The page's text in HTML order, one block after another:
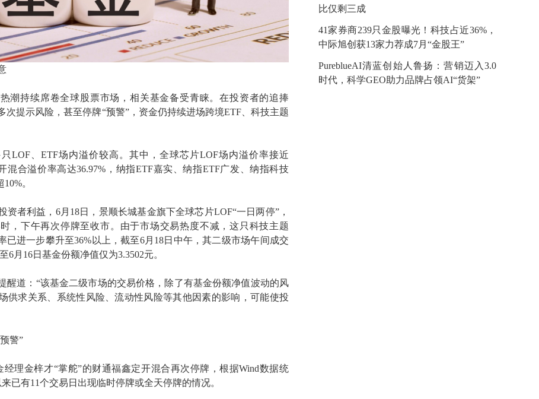
潮持续席卷全球股票市场，相关基金备受青睐。在投资者的追捧
次提示风险，甚至停牌“预警”，资金仍持续进场跨境ETF、科技主题
LOF、ETF场内溢价较高。其中，全球芯片LOF场内溢价率接近
混合溢价率高达36.97%，纳指ETF嘉实、纳指ETF广发、纳指科技
。
资者利益，6月18日，景顺长城基金旗下全球芯片LOF“一日两停”，
，下午再次停牌至收市。由于市场交易热度不减，这只科技主题
已进一步攀升至36%以上，截至6月18日中午，其二级市场午间成交
6月16日基金份额净值仅为3.3502元。
醒道：“该基金二级市场的交易价格，除了有基金份额净值波动的风
供求关系、系统性风险、流动性风险等其他因素的影响，可能使投
警”
经理金梓才“掌舵”的财通福鑫定开混合再次停牌，根据Wind数据统
已有11个交易日出现临时停牌或全天停牌的情况。
比仅剩三成
41家券商239只金股曝光！科技占近36%，
中际旭创获13家力荐成7月“金股王”
​PureblueAI清蓝创始人鲁扬：营销迈入3.0
时代，科学GEO助力品牌占领AI“货架”